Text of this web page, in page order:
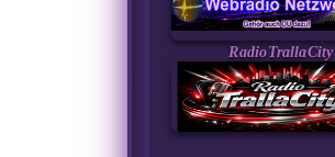
RadioTrallaCity